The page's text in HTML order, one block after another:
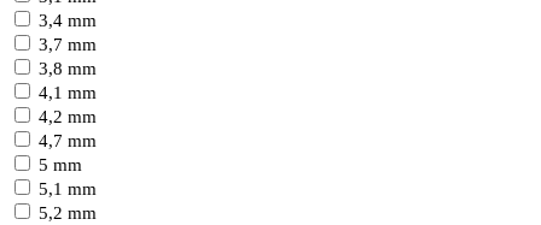
3,4 mm
3,7 mm
3,8 mm
4,1 mm
4,2 mm
4,7 mm
5 mm
5,1 mm
5,2 mm